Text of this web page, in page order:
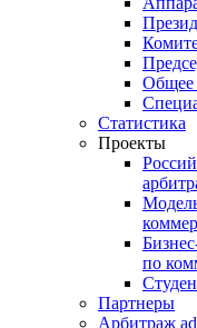
Общее
Статистика
Проекты
по
Партнеры
Арбитраж